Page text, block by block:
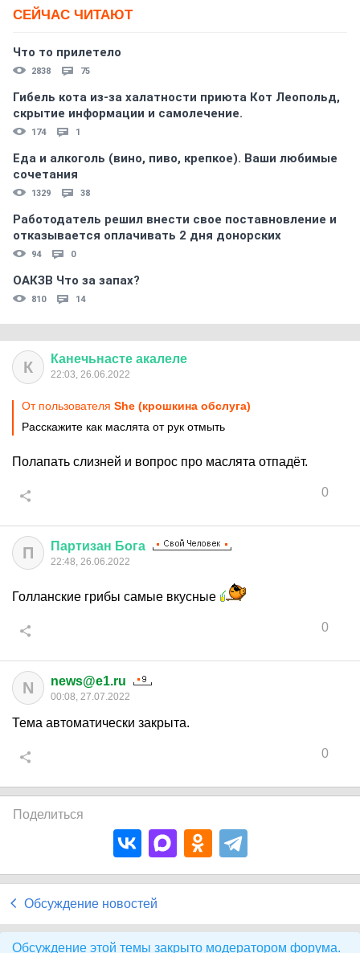
СЕЙЧАС ЧИТАЮТ
Что то прилетело
2838 75
Гибель кота из-за халатности приюта Кот Леопольд,
скрытиe информации и самолечение.
174 1
Еда и алкоголь (вино, пиво, крепкое). Ваши любимые
сочетания
1329 38
Работодатель решил внести свое поставновление и
отказывается оплачивать 2 дня донорских
94 0
ОАКЗВ Что за запах?
810 14
К Канечьнасте акалеле
22:03, 26.06.2022
От пользователя She (крошкина обслуга)
Расскажите как маслята от рук отмыть
Полапать слизней и вопрос про маслята отпадёт.
0
П Партизан Бога
22:48, 26.06.2022
Голланские грибы самые вкусные
0
N news@e1.ru
00:08, 27.07.2022
Тема автоматически закрыта.
0
Поделиться
Обсуждение новостей
Обсуждение этой темы закрыто модератором форума.